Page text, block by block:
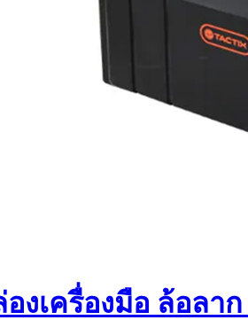
งเครื่องมือ ล้อลาก